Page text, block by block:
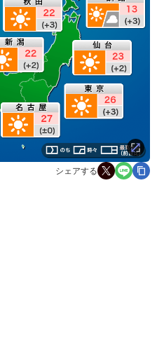
シェアする